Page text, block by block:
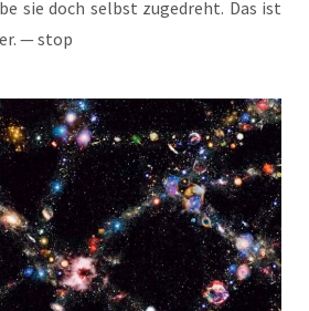
sie doch selbst zuge­dreht. Das ist
— stop